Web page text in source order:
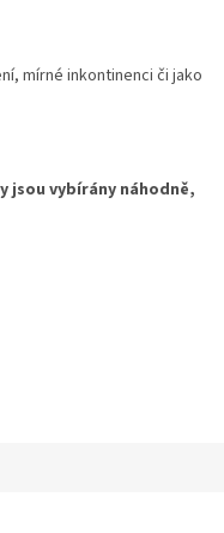
mírné inkontinenci či jako
jsou vybírány náhodně,